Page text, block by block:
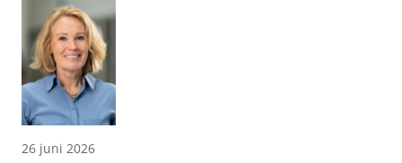
26 juni 2026